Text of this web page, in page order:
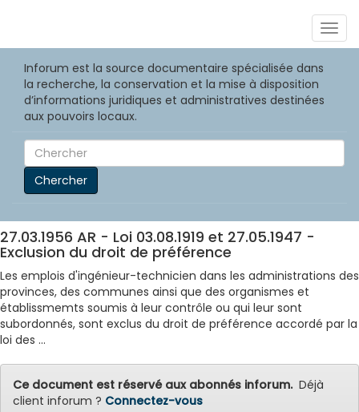
Inforum est la source documentaire spécialisée dans
la recherche, la conservation et la mise à disposition
d’informations juridiques et administratives destinées
aux pouvoirs locaux.
Chercher
27.03.1956 AR - Loi 03.08.1919 et 27.05.1947 -
Exclusion du droit de préférence
Les emplois d'ingénieur-technicien dans les administrations des
provinces, des communes ainsi que des organismes et
établissmemts soumis à leur contrôle ou qui leur sont
subordonnés, sont exclus du droit de préférence accordé par la
loi des ...
Ce document est réservé aux abonnés inforum.Déjà
client inforum ? Connectez-vous